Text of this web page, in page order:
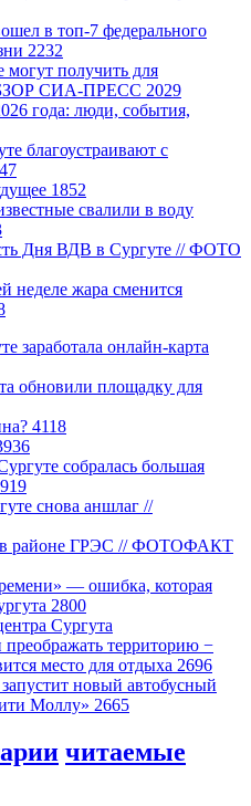
в топ-7 федерального
2232
получить для
СИА-ПРЕСС 2029
года: люди, события,
благоустраивают с
1852
свалили в воду
Дня ВДВ в Сургуте // ФОТО
неделе жара сменится
заработала онлайн-карта
обновили площадку для
4118
собралась большая
снова аншлаг //
в районе ГРЭС // ФОТОФАКТ
— ошибка, которая
2800
Сургута
территорию −
место для отдыха 2696
новый автобусный
Моллу» 2665
читаемые